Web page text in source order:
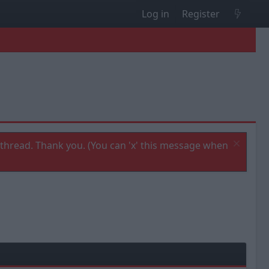
Log in Register
Thank you. (You can 'x' this message when